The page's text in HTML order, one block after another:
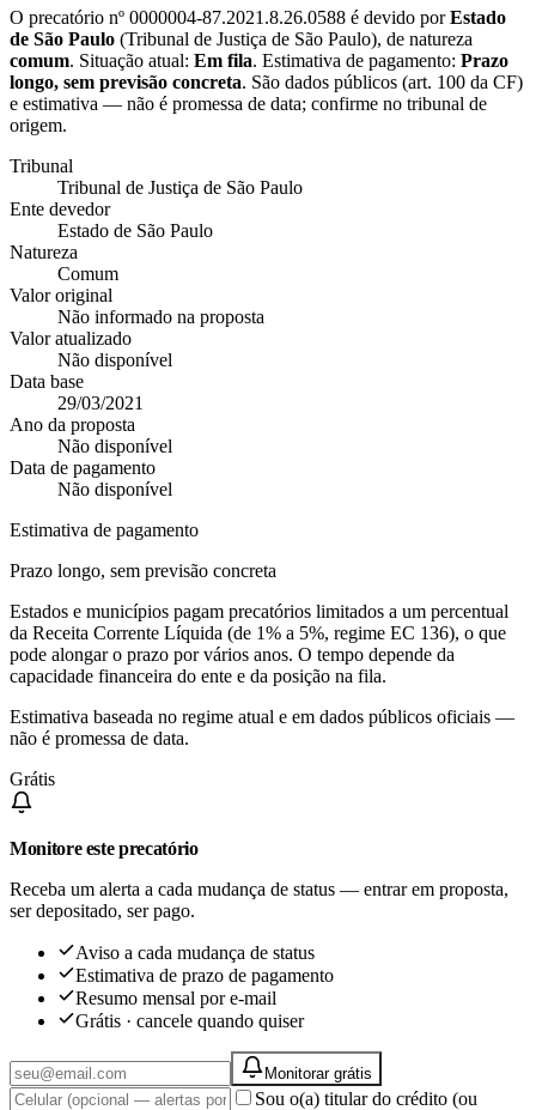
O precatório nº 0000004-87.2021.8.26.0588 é devido porEstado
de São Paulo (Tribunal de Justiça de São Paulo), de natureza
comum. Situação atual: Em fila. Estimativa de pagamento: Prazo
longo, sem previsão concreta. São dados públicos (art. 100 da CF)
e estimativa — não é promessa de data; confirme no tribunal de
origem.
Tribunal
Tribunal de Justiça de São Paulo
Ente devedor
Estado de São Paulo
Natureza
Comum
Valor original
Não informado na proposta
Valor atualizado
Não disponível
Data base
29/03/2021
Ano da proposta
Não disponível
Data de pagamento
Não disponível
Estimativa de pagamento
Prazo longo, sem previsão concreta
Estados e municípios pagam precatórios limitados a um percentual
da Receita Corrente Líquida (de 1% a 5%, regime EC 136), o que
pode alongar o prazo por vários anos. O tempo depende da
capacidade financeira do ente e da posição na fila.
Estimativa baseada no regime atual e em dados públicos oficiais —
não é promessa de data.
Grátis
Monitore este precatório
Receba um alerta a cada mudança de status — entrar em proposta,
ser depositado, ser pago.
Aviso a cada mudança de status
Estimativa de prazo de pagamento
Resumo mensal por e-mail
Grátis · cancele quando quiser
Monitorar grátis
Sou o(a) titular do crédito (ou